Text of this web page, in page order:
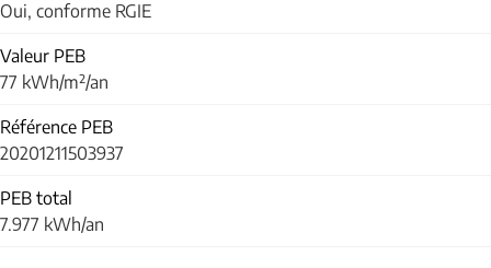
Oui, conforme RGIE
Valeur PEB
77 kWh/m²/an
Référence PEB
20201211503937
PEB total
7.977 kWh/an